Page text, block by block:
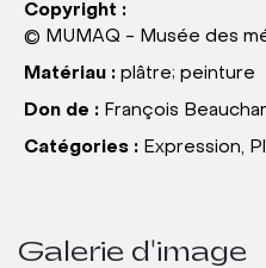
Copyright :
© MUMAQ - Musée des
Matériau : plâtre; peinture
Don de : François
Catégories : Expression,
Galerie d'image